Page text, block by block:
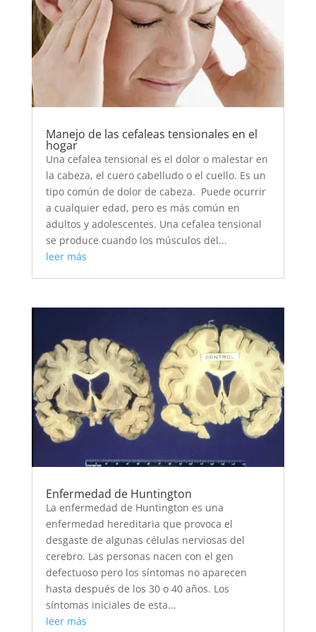
Manejo de las cefaleas tensionales en el
hogar
Una cefalea tensional es el dolor o malestar en
la cabeza, el cuero cabelludo o el cuello. Es un
tipo común de dolor de cabeza. Puede ocurrir
a cualquier edad, pero es más común en
adultos y adolescentes. Una cefalea tensional
se produce cuando los músculos del...
leer más
Enfermedad de Huntington
La enfermedad de Huntington es una
enfermedad hereditaria que provoca el
desgaste de algunas células nerviosas del
cerebro. Las personas nacen con el gen
defectuoso pero los síntomas no aparecen
hasta después de los 30 o 40 años. Los
síntomas iniciales de esta...
leer más